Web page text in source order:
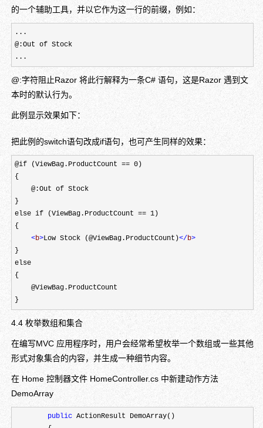
的一个辅助工具，并以它作为这一行的前缀，例如：
...
@:Out of Stock
...
@:字符阻止Razor 将此行解释为一条C# 语句，这是Razor 遇到文
本时的默认行为。
此例显示效果如下：
把此例的switch语句改成if语句，也可产生同样的效果：
@if (ViewBag.ProductCount == 0)
{
    @:Out of Stock
}
else if (ViewBag.ProductCount == 1)
{
<b>Low Stock (@ViewBag.ProductCount)</b>
}
else
{
    @ViewBag.ProductCount
}
4.4 枚举数组和集合
在编写MVC 应用程序时，用户会经常希望枚举一个数组或一些其他
形式对象集合的内容，并生成一种细节内容。
在 Home 控制器文件 HomeController.cs 中新建动作方法
DemoArray
public ActionResult DemoArray()